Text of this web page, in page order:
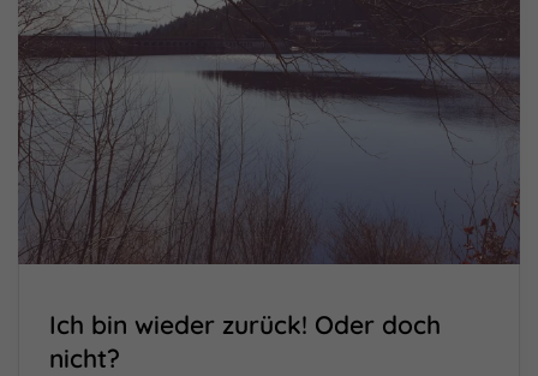
Ich bin wieder zurück! Oder doch
nicht?